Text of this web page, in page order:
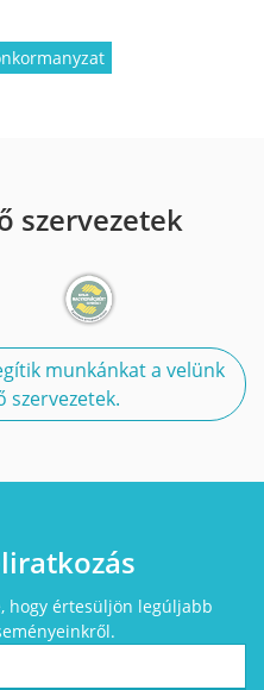
szervezetek
munkánkat a velünk
szervezetek.
hogy értesüljön legúljabb